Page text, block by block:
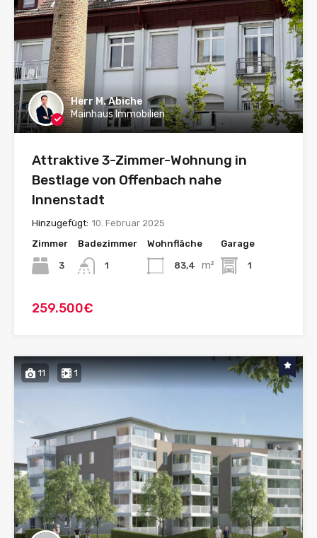
Herr M. Abiche
Mainhaus Immobilien
Attraktive 3-Zimmer-Wohnung in
Bestlage von Offenbach nahe
Innenstadt
Hinzugefügt: 10. Februar 2025
Zimmer
3
Badezimmer
1
Wohnfläche
83,4 m²
Garage
1
259.500€
11 1